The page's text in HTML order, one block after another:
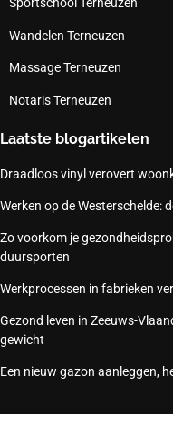
Sportschool Terneuzen
Wandelen Terneuzen
Massage Terneuzen
Notaris Terneuzen
Laatste blogartikelen
Draadloos vinyl verovert
Werken op de Westerschelde:
Zo voorkom je
duursporten
Werkprocessen in fabrieken
Gezond leven in Zeeuws-
gewicht
Een nieuw gazon aanleggen,